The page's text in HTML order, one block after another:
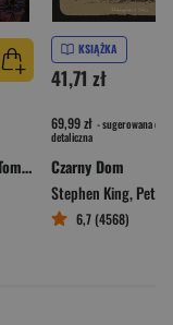
Zaśnij znów. Coma. Tom 2. Część 1
KSIĄŻKA
41,71 zł
69,99 zł - sugerowana cena
detaliczna
Czarny Dom
Stephen King,Peter
6,7 (4568)